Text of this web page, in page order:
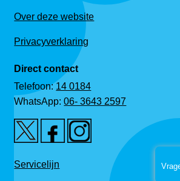
Over deze website
Privacyverklaring
Direct contact
Telefoon:14 0184
WhatsApp:06- 3643 2597
Servicelijn